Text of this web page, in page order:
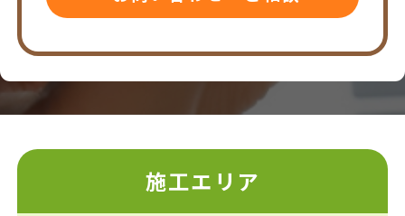
施工エリア